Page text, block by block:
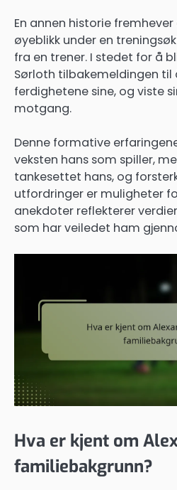
En annen historie
øyeblikk under en
fra en trener. I stedet for å
Sørloth tilbakemeldingen til
ferdighetene sine, og viste
motgang.
Denne formative
veksten hans som spiller,
tankesettet hans, og
utfordringer er muligheter
anekdoter reflekterer
som har veiledet ham
Hva er kjent om
familiebakgrunn?